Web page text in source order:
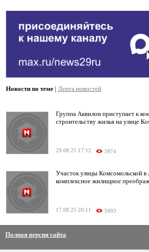
Новости по теме | Лента новостей
Группа Аквилон приступает к
строительству жилья на улице
29.08.25 17:12 5974
Участок улицы Комсомольской в
комплексное жилищное
17.08.25 20:11 5993
Полная версия сайта